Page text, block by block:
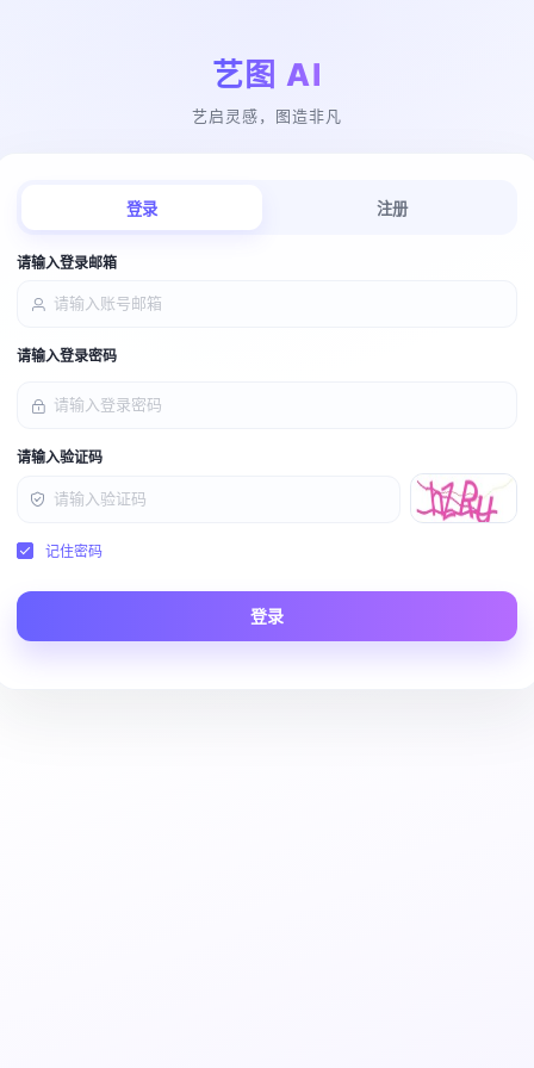
艺图 AI
艺启灵感，图造非凡
登录 注册
请输入登录邮箱
请输入登录密码
请输入验证码
记住密码
登录